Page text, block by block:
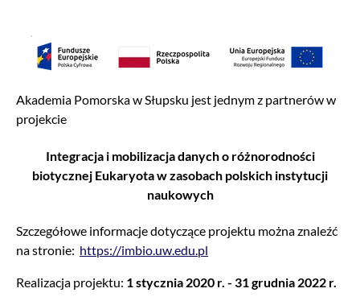
Akademia Pomorska w Słupsku jest jednym z partnerów w
projekcie
Integracja i mobilizacja danych o różnorodności
biotycznej Eukaryota w zasobach polskich instytucji
naukowych
Szczegółowe informacje dotyczące projektu można znaleźć
na stronie: https://imbio.uw.edu.pl
Realizacja projektu: 1 stycznia 2020 r. - 31 grudnia 2022 r.